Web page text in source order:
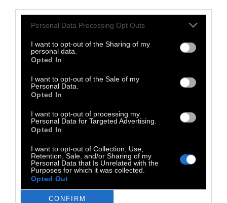
Personal Data Processing Opt Outs
I want to opt-out of the Sharing of my
personal data.
Opted In
I want to opt-out of the Sale of my
Personal Data.
Opted In
I want to opt-out of processing my
Personal Data for Targeted Advertising.
Opted In
I want to opt-out of Collection, Use,
Retention, Sale, and/or Sharing of my
Personal Data that Is Unrelated with the
Purposes for which it was collected.
Opted Out
CONFIRM
κοφτή η ανάσα του, αλλαγμένο το χρώμα του,
μισόκλειστα τα μάτια τους, καμιά φορά κι
περνάει ο καιρός, το άτομο, που ο κανόνας
του λέει πως ο θυμός είναι κακός ή
επικίνδυνος, συγκεντρώνει την ένταση πιο
βαθιά μέσα του. Οι μυώνες, το πεπτικό
των αρτηριών και των φλεβών σκληραίνουν,
παρόλο που το εξωτερικό φαίνεται ήρεμο,
ψύχραιμο και συγκρατημένο. Μόνο ένα
στιγμιαίο ατσάλινο βλέμμα ή κάποιοι
σπασμοί στο αριστερό πόδι δείχνουν τι
πραγματικά αισθάνεται το άτομο.